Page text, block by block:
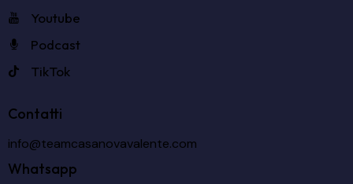
Youtube
Podcast
TikTok
Contatti
info@teamcasanovavalente.com
Whatsapp